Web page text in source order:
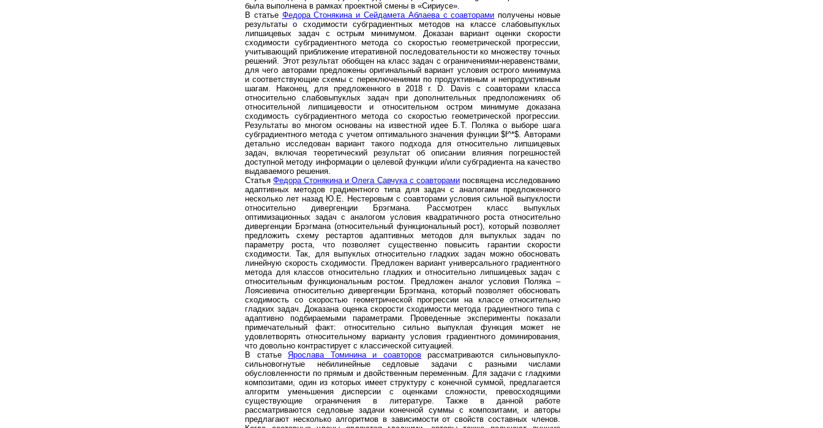
была выполнена в рамках проектной смены в «Сириусе».
В статье Федора Стонякина и Сейдамета Аблаева с соавторами получены новые
результаты о сходимости субградиентных методов на классе слабовыпуклых
липшицевых задач с острым минимумом. Доказан вариант оценки скорости
сходимости субградиентного метода со скоростью геометрической прогрессии,
учитывающий приближение итеративной последовательности ко множеству точных
решений. Этот результат обобщен на класс задач с ограничениями-неравенствами,
для чего авторами предложены оригинальный вариант условия острого минимума
и соответствующие схемы с переключениями по продуктивным и непродуктивным
шагам. Наконец, для предложенного в 2018 г. D. Davis с соавторами класса
относительно слабовыпуклых задач при дополнительных предположениях об
относительной липшицевости и относительном остром минимуме доказана
сходимость сyбградиентного метода со скоростью геометрической прогрессии.
Результаты во многом основаны на известной идее Б.Т. Поляка о выборе шага
cyбградиентного метода с учетом оптимального значения функции $f^*$. Авторами
детально исследован вариант такого подхода для относительно липшицевых
задач, включая теоретический результат об описании влияния погрешностей
доступной методу информации о целевой функции и/или субградиента на качество
выдаваемого решения.
СтатьяФедора Стонякина и Олега Савчука с соавторамипосвящена исследованию
адаптивных методов градиентного типа для задач с аналогами предложенного
несколько лет назад Ю.Е. Нестеровым с соавторами условия сильной выпуклости
относительно дивергенции Брэгмана. Рассмотрен класс выпуклых
оптимизационных задач с аналогом условия квадратичного роста относительно
дивергенции Брэгмана (относительный функциональный рост), который позволяет
предложить схему рестартов адаптивных методов для выпуклых задач по
параметру роста, что позволяет существенно повысить гарантии скорости
сходимости. Так, для выпуклых относительно гладких задач можно обосновать
линейную скорость сходимости. Предложен вариант универсального градиентного
метода для классов относительно гладких и относительно липшицевых задач с
относительным функциональным ростом. Предложен аналог условия Поляка –
Лоясиевича относительно дивергенции Брэгмана, который позволяет обосновать
сходимость со скоростью геометрической прогрессии на классе относительно
гладких задач. Доказана оценка скорости сходимости метода градиентного типа с
адаптивно подбираемыми параметрами. Проведенные эксперименты показали
примечательный факт: относительно сильно выпуклая функция может не
удовлетворять относительному варианту условия градиентного доминирования,
что довольно контрастирует с классической ситуацией.
В статье Ярослава Томинина и соавтороврассматриваются сильновыпукло-
сильновогнутые небилинейные седловые задачи с разными числами
обусловленности по прямым и двойственным переменным. Для задачи с гладкими
композитами, один из которых имеет структуру с конечной суммой, предлагается
алгоритм уменьшения дисперсии с оценками сложности, превосходящими
существующие ограничения в литературе. Также в данной работе
рассматриваются седловые задачи конечной суммы с композитами, и авторы
предлагают несколько алгоритмов в зависимости от свойств составных членов.